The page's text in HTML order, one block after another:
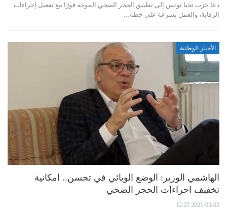
دعا حزب تحيا تونس إلى تطبيق الحجر الصحي الموجه فورًا مع تفعيل إجراءات
الرقابة، والعمل بسرعة على خطة…
الأخبار الوطنية
الهاشمي الوزير: الوضع الوبائي في تحسن.. امكانية
تخفيف اجراءات الحجر الصحي
2021-03-02 12:29